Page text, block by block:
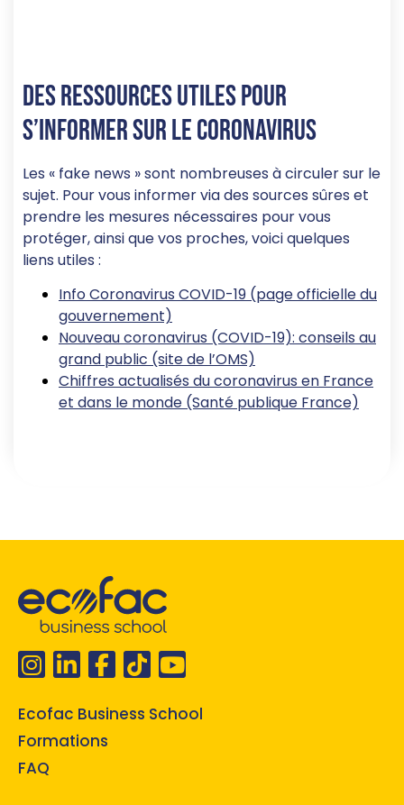
Des ressources utiles pour
s’informer sur le coronavirus
Les « fake news » sont nombreuses à circuler sur le
sujet. Pour vous informer via des sources sûres et
prendre les mesures nécessaires pour vous
protéger, ainsi que vos proches, voici quelques
liens utiles :
Info Coronavirus COVID-19 (page officielle du
gouvernement)
Nouveau coronavirus (COVID-19): conseils au
grand public (site de l’OMS)
Chiffres actualisés du coronavirus en France
et dans le monde (Santé publique France)
Ecofac Business School
Formations
FAQ